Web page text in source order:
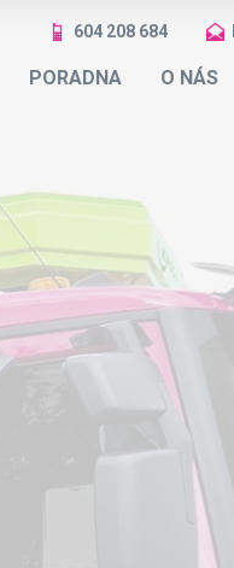
PORADNA O NÁS
604 208 684